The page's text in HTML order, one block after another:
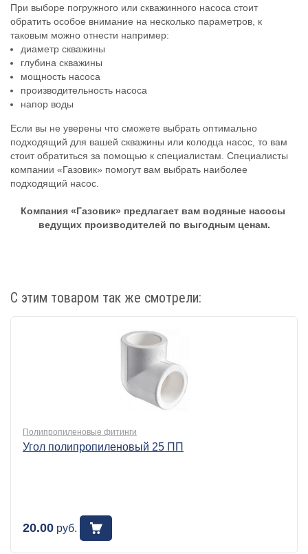
При выборе погружного или скважинного насоса стоит
обратить особое внимание на несколько параметров, к
таковым можно отнести например:
диаметр скважины
глубина скважины
мощность насоса
производительность насоса
напор воды
Если вы не уверены что сможете выбрать оптимально
подходящий для вашей скважины или колодца насос, то вам
стоит обратиться за помощью к специалистам. Специалисты
компании «Газовик» помогут вам выбрать наиболее
подходящий насос.
Компания «Газовик» предлагает вам водяные насосы ​
ведущих производителей по выгодным ценам.
С этим товаром так же смотрели:
Полипропиленовые фитинги
Угол полипропиленовый 25 ПП
20.00 руб.